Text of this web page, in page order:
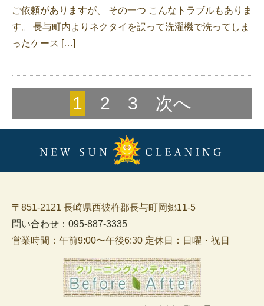
ご依頼がありますが、 その一つ こんなトラブルもありま
す。 長与町内よりネクタイを誤って洗濯機で洗ってしま
ったケース […]
1 2 3 次へ
〒851-2121 長崎県西彼杵郡長与町岡郷11-5
問い合わせ：095-887-3335
営業時間：午前9:00〜午後6:30 定休日：日曜・祝日